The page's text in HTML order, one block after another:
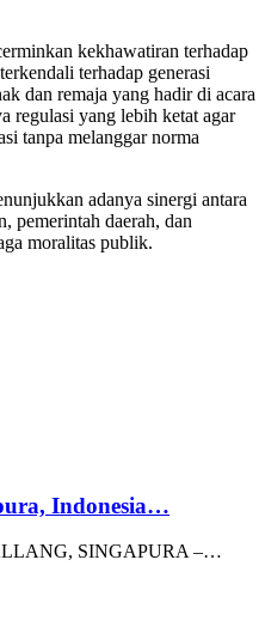
kekhawatiran terhadap
terhadap generasi
dan remaja yang hadir di acara
regulasi yang lebih ketat agar
tanpa melanggar norma
adanya sinergi antara
pemerintah daerah, dan
moralitas publik.
Indonesia…
SINGAPURA –…